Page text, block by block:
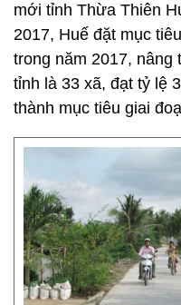
mới tỉnh Thừa Thiên
2017, Huế đặt mục
trong năm 2017, nâng
tỉnh là 33 xã, đạt tỷ lệ
thành mục tiêu giai